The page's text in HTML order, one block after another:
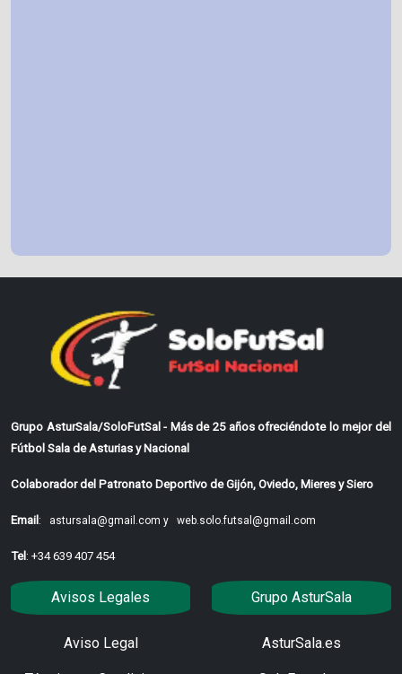
Grupo AsturSala/SoloFutSal - Más de 25 años ofreciéndote lo mejor del
Fútbol Sala de Asturias y Nacional
Colaborador del Patronato Deportivo de Gijón, Oviedo, Mieres y Siero
Email: astursala@gmail.com y web.solo.futsal@gmail.com
Tel: +34 639 407 454
Avisos Legales
Aviso Legal
Grupo AsturSala
AsturSala.es